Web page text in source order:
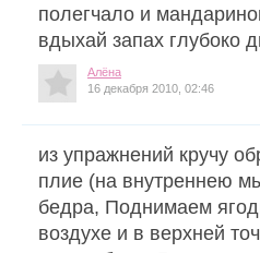
полегчало и
вдыхай запах глубоко
Алёна
16 декабря 2010, 02:46
из упражнений кручу
плие (на внутреннею
бедра, Поднимаем
воздухе и в верхней